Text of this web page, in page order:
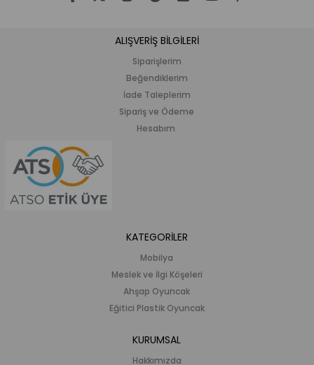
ALIŞVERİŞ BİLGİLERİ
Siparişlerim
Beğendiklerim
İade Taleplerim
Sipariş ve Ödeme
Hesabım
KATEGORİLER
Mobilya
Meslek ve İlgi Köşeleri
Ahşap Oyuncak
Eğitici Plastik Oyuncak
KURUMSAL
Hakkımızda